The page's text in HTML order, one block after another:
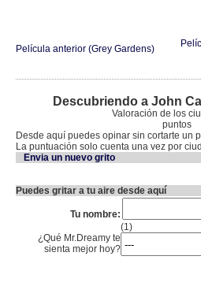
Película anterior (Grey Gardens)
Descubriendo a John
Valoración de los
puntos
Desde aquí puedes opinar sin cortarte un
La puntuación solo cuenta una vez por
Envia un nuevo grito
Puedes gritar a tu aire desde aquí
Tu nombre:
(1)
¿Qué Mr.Dreamy te
sienta mejor hoy?